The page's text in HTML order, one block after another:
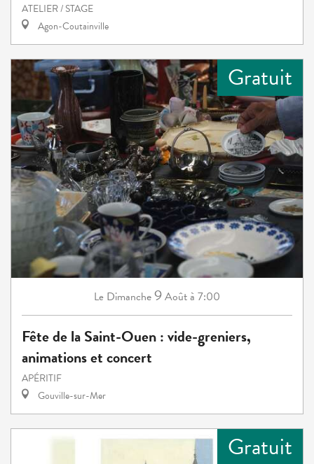
ATELIER / STAGE
Agon-Coutainville
Gratuit
Le Dimanche9Aoûtà 7:00
Fête de la Saint-Ouen : vide-greniers,
animations et concert
APÉRITIF
Gouville-sur-Mer
Gratuit